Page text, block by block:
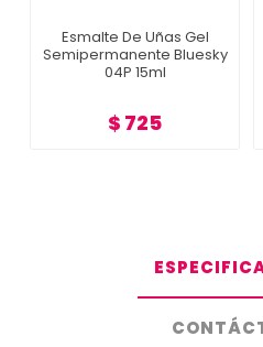
Esmalte De Uñas Gel
Semipermanente Bluesky
04P 15ml
$ 725